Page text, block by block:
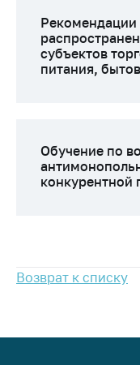
субъектов
питания,
Обучение по
конкурентной
Возврат к списку